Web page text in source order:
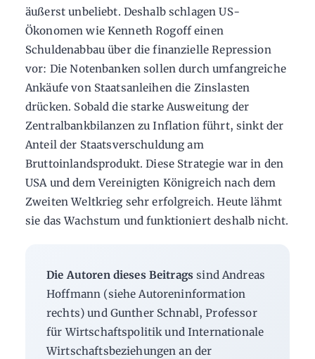
äußerst unbeliebt. Deshalb schlagen US-
Ökonomen wie Kenneth Rogoff einen
Schuldenabbau über die finanzielle Repression
vor: Die Notenbanken sollen durch umfangreiche
Ankäufe von Staatsanleihen die Zinslasten
drücken. Sobald die starke Ausweitung der
Zentralbankbilanzen zu Inflation führt, sinkt der
Anteil der Staatsverschuldung am
Bruttoinlandsprodukt. Diese Strategie war in den
USA und dem Vereinigten Königreich nach dem
Zweiten Weltkrieg sehr erfolgreich. Heute lähmt
sie das Wachstum und funktioniert deshalb nicht.
Die Autoren dieses Beitrags sind Andreas
Hoffmann (siehe Autoreninformation
rechts) und Gunther Schnabl, Professor
für Wirtschaftspolitik und Internationale
Wirtschaftsbeziehungen an der